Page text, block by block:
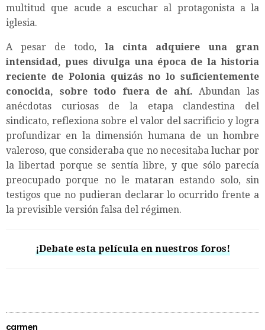
multitud que acude a escuchar al protagonista a la
iglesia.
A pesar de todo, la cinta adquiere una gran
intensidad, pues divulga una época de la historia
reciente de Polonia quizás no lo suficientemente
conocida, sobre todo fuera de ahí. Abundan las
anécdotas curiosas de la etapa clandestina del
sindicato, reflexiona sobre el valor del sacrificio y logra
profundizar en la dimensión humana de un hombre
valeroso, que consideraba que no necesitaba luchar por
la libertad porque se sentía libre, y que sólo parecía
preocupado porque no le mataran estando solo, sin
testigos que no pudieran declarar lo ocurrido frente a
la previsible versión falsa del régimen.
¡Debate esta película en nuestros foros!
carmen